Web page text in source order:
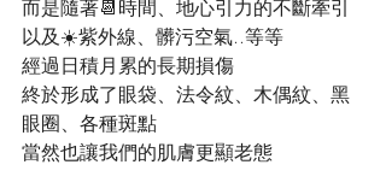
而是隨著📆時間、地心引力的不斷牽引
以及☀️紫外線、髒污空氣..等等
經過日積月累的長期損傷
終於形成了眼袋、法令紋、木偶紋、黑
眼圈、各種斑點
當然也讓我們的肌膚更顯老態